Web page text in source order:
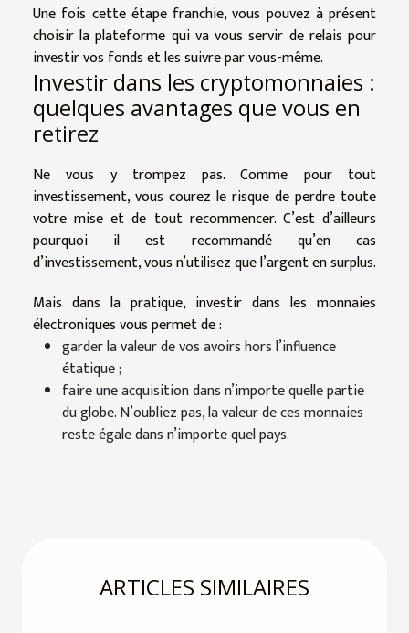
Une fois cette étape franchie, vous pouvez à présent
choisir la plateforme qui va vous servir de relais pour
investir vos fonds et les suivre par vous-même.
Investir dans les cryptomonnaies :
quelques avantages que vous en
retirez
Ne vous y trompez pas. Comme pour tout
investissement, vous courez le risque de perdre toute
votre mise et de tout recommencer. C’est d’ailleurs
pourquoi il est recommandé qu’en cas
d’investissement, vous n’utilisez que l’argent en surplus.
Mais dans la pratique, investir dans les monnaies
électroniques vous permet de :
garder la valeur de vos avoirs hors l’influence
étatique ;
faire une acquisition dans n’importe quelle partie
du globe. N’oubliez pas, la valeur de ces monnaies
reste égale dans n’importe quel pays.
ARTICLES SIMILAIRES